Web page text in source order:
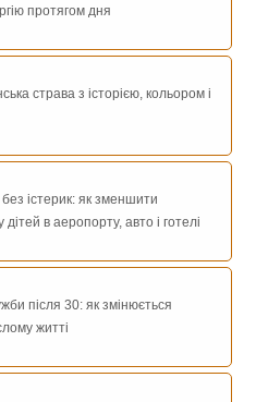
протягом дня
страва з історією, кольором і
істерик: як зменшити
в аеропорту, авто і готелі
після 30: як змінюється
житті